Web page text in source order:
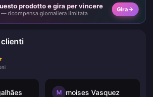
prodotto e gira per vincere
Coupon fino a — ricompensa giornaliera limitata
Gira
M moises Vasquez